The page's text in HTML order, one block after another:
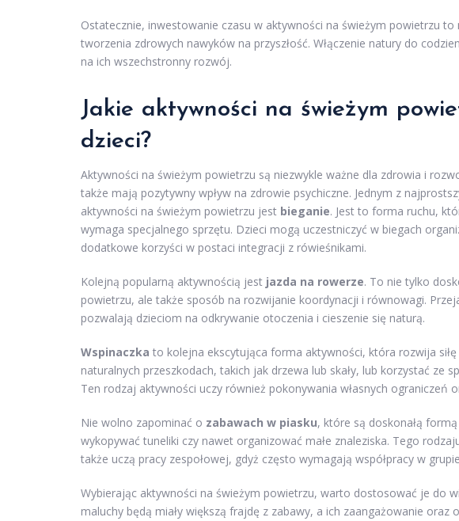
Ostatecznie, inwestowanie czasu w aktywności na świeżym powietrzu
tworzenia zdrowych nawyków na przyszłość. Włączenie natury do
na ich wszechstronny rozwój.
Jakie aktywności na świeżym
dzieci?
Aktywności na świeżym powietrzu są niezwykle ważne dla zdrowia i
także mają pozytywny wpływ na zdrowie psychiczne. Jednym z
aktywności na świeżym powietrzu jest bieganie. Jest to forma ruchu,
wymaga specjalnego sprzętu. Dzieci mogą uczestniczyć w biegach
dodatkowe korzyści w postaci integracji z rówieśnikami.
Kolejną popularną aktywnością jest jazda na rowerze. To nie tylko
powietrzu, ale także sposób na rozwijanie koordynacji i równowagi.
pozwalają dzieciom na odkrywanie otoczenia i cieszenie się naturą.
Wspinaczka to kolejna ekscytująca forma aktywności, która rozwija
naturalnych przeszkodach, takich jak drzewa lub skały, lub korzystać ze
Ten rodzaj aktywności uczy również pokonywania własnych ograniczeń
Nie wolno zapominać o zabawach w piasku, które są doskonałą
wykopywać tuneliki czy nawet organizować małe znaleziska. Tego
także uczą pracy zespołowej, gdyż często wymagają współpracy w
Wybierając aktywności na świeżym powietrzu, warto dostosować je do
maluchy będą miały większą frajdę z zabawy, a ich zaangażowanie